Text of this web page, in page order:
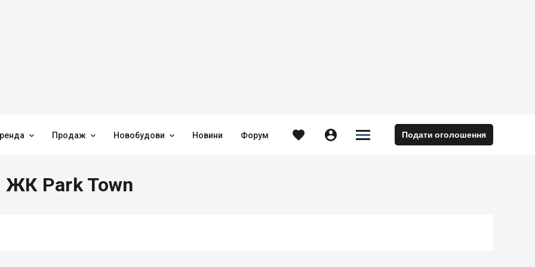
 Продаж  Новобудови  Новини Форум   

 Подати оголошення
ЖК Park Town